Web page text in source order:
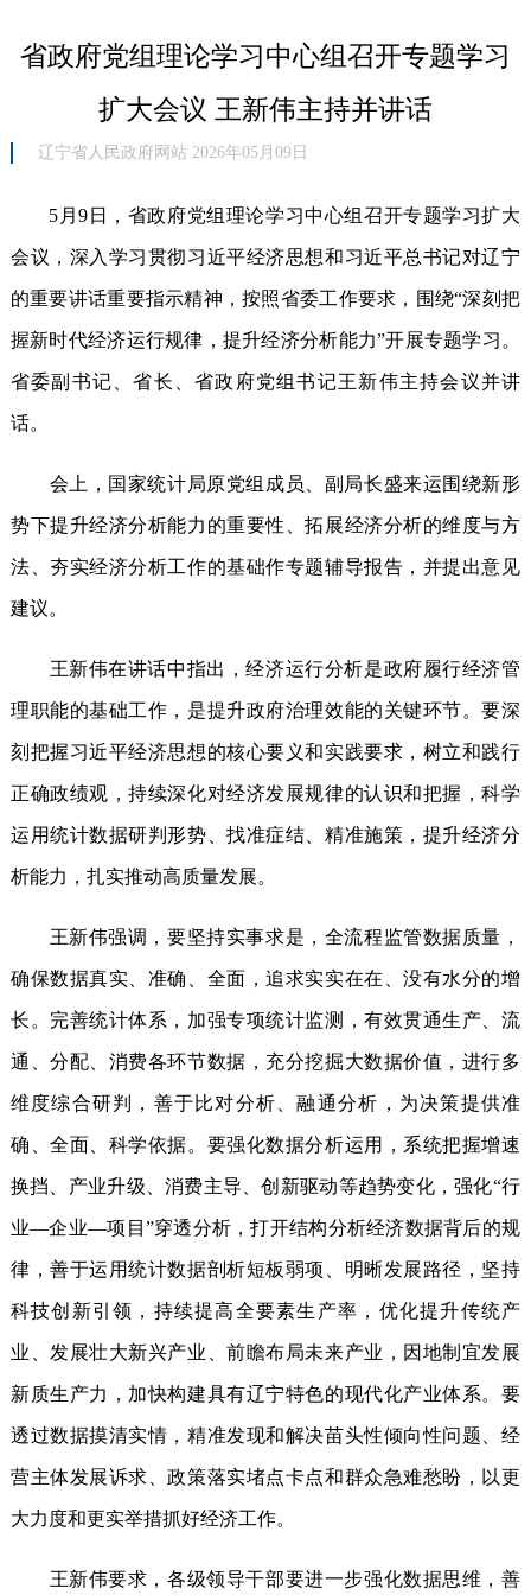
省政府党组理论学习中心组召开专题学习
扩大会议 王新伟主持并讲话
辽宁省人民政府网站 2026年05月09日
5月9日，省政府党组理论学习中心组召开专题学习扩大
会议，深入学习贯彻习近平经济思想和习近平总书记对辽宁
的重要讲话重要指示精神，按照省委工作要求，围绕“深刻把
握新时代经济运行规律，提升经济分析能力”开展专题学习。
省委副书记、省长、省政府党组书记王新伟主持会议并讲
话。
会上，国家统计局原党组成员、副局长盛来运围绕新形
势下提升经济分析能力的重要性、拓展经济分析的维度与方
法、夯实经济分析工作的基础作专题辅导报告，并提出意见
建议。
王新伟在讲话中指出，经济运行分析是政府履行经济管
理职能的基础工作，是提升政府治理效能的关键环节。要深
刻把握习近平经济思想的核心要义和实践要求，树立和践行
正确政绩观，持续深化对经济发展规律的认识和把握，科学
运用统计数据研判形势、找准症结、精准施策，提升经济分
析能力，扎实推动高质量发展。
王新伟强调，要坚持实事求是，全流程监管数据质量，
确保数据真实、准确、全面，追求实实在在、没有水分的增
长。完善统计体系，加强专项统计监测，有效贯通生产、流
通、分配、消费各环节数据，充分挖掘大数据价值，进行多
维度综合研判，善于比对分析、融通分析，为决策提供准
确、全面、科学依据。要强化数据分析运用，系统把握增速
换挡、产业升级、消费主导、创新驱动等趋势变化，强化“行
业—企业—项目”穿透分析，打开结构分析经济数据背后的规
律，善于运用统计数据剖析短板弱项、明晰发展路径，坚持
科技创新引领，持续提高全要素生产率，优化提升传统产
业、发展壮大新兴产业、前瞻布局未来产业，因地制宜发展
新质生产力，加快构建具有辽宁特色的现代化产业体系。要
透过数据摸清实情，精准发现和解决苗头性倾向性问题、经
营主体发展诉求、政策落实堵点卡点和群众急难愁盼，以更
大力度和更实举措抓好经济工作。
王新伟要求，各级领导干部要进一步强化数据思维，善